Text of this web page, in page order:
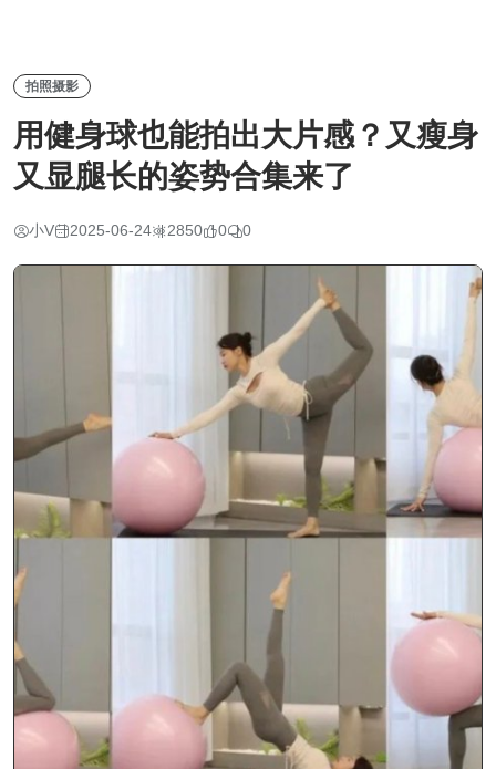
拍照摄影
用健身球也能拍出大片感？又瘦身
又显腿长的姿势合集来了
小V 2025-06-24 2850 0 0